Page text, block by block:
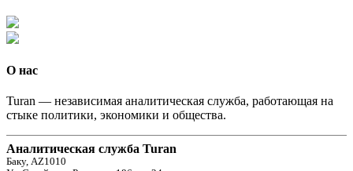
О нас
Turan — независимая аналитическая служба, работающая на
стыке политики, экономики и общества.
Аналитическая служба Turan
Баку, AZ1010